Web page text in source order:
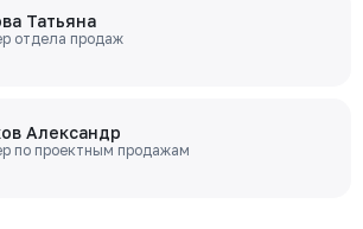
Татьяна
отдела продаж
Александр
по проектным продажам